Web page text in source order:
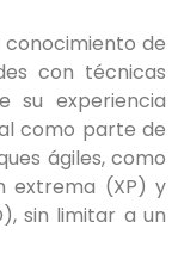
de
con técnicas
su experiencia
como parte de
ágiles, como
extrema (XP) y
sin limitar a un